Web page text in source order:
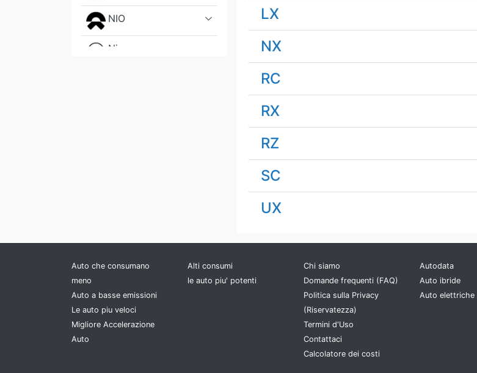
NIO
Nissan
LX
NX
RC
RX
RZ
SC
UX
Auto che consumano
meno
Auto a basse emissioni
Le auto piu veloci
Migliore Accelerazione
Auto
Alti consumi
le auto piu' potenti
Chi siamo
Domande frequenti (FAQ)
Politica sulla Privacy
(Riservatezza)
Termini d'Uso
Contattaci
Calcolatore dei costi
Autodata
Auto ibride
Auto elettriche